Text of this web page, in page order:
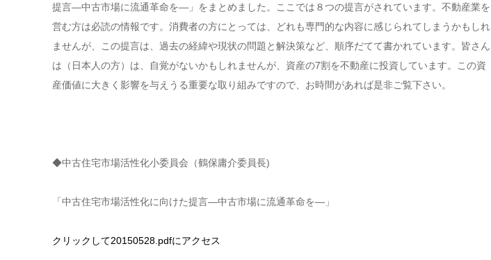
提言―中古市場に流通革命を―」をまとめました。ここでは８つの提言がされています。不動産業を
営む方は必読の情報です。消費者の方にとっては、どれも専門的な内容に感じられてしまうかもしれ
ませんが、この提言は、過去の経緯や現状の問題と解決策など、順序だてて書かれています。皆さん
は（日本人の方）は、自覚がないかもしれませんが、資産の7割を不動産に投資しています。この資
産価値に大きく影響を与えうる重要な取り組みですので、お時間があれば是非ご覧下さい。
◆中古住宅市場活性化小委員会（鶴保庸介委員長)
「中古住宅市場活性化に向けた提言―中古市場に流通革命を―」
クリックして20150528.pdfにアクセス